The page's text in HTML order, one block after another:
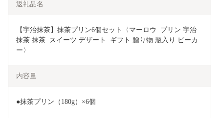
返礼品名
【宇治抹茶】抹茶プリン6個セット〈マーロウ  プリン 宇治
抹茶 抹茶  スイーツ デザート  ギフト 贈り物 瓶入り ビーカ
ー〉
内容量
●抹茶プリン（180g）×6個